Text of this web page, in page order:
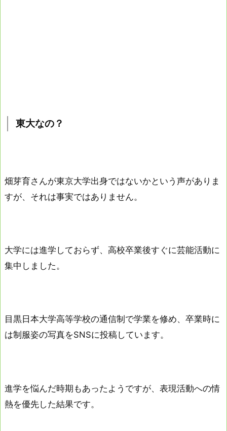
東大なの？
畑芽育さんが東京大学出身ではないかという声がありま
すが、それは事実ではありません。
大学には進学しておらず、高校卒業後すぐに芸能活動に
集中しました。
目黒日本大学高等学校の通信制で学業を修め、卒業時に
は制服姿の写真をSNSに投稿しています。
進学を悩んだ時期もあったようですが、表現活動への情
熱を優先した結果です。